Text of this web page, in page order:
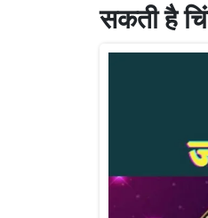
सकती है